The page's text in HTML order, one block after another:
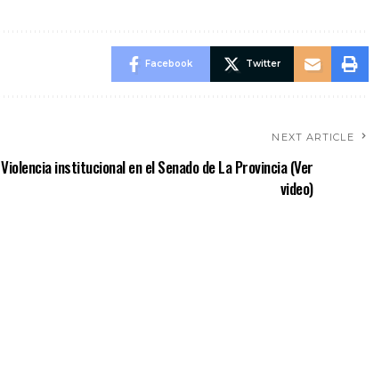
Facebook Twitter
NEXT ARTICLE
Violencia institucional en el Senado de La Provincia (Ver
video)